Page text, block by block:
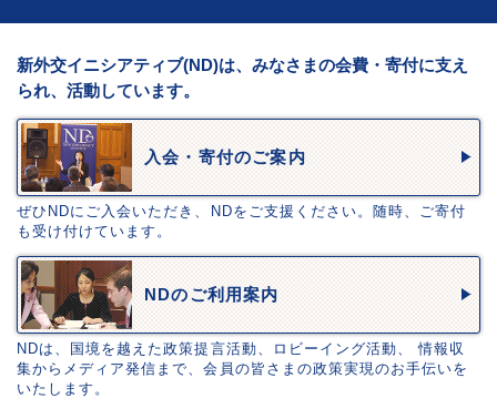
新外交イニシアティブ(ND)は、みなさまの会費・寄付に支え
られ、活動しています。
入会・寄付のご案内
ぜひNDにご入会いただき、NDをご支援ください。随時、ご寄付
も受け付けています。
NDのご利用案内
NDは、国境を越えた政策提言活動、ロビーイング活動、 情報収
集からメディア発信まで、会員の皆さまの政策実現のお手伝いを
いたします。